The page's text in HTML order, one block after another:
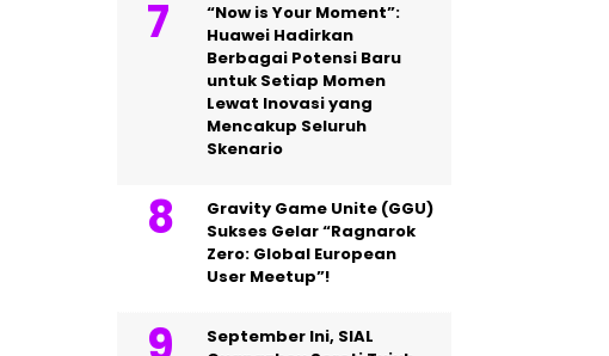
“Now is Your Moment”:
Huawei Hadirkan
Berbagai Potensi Baru
untuk Setiap Momen
Lewat Inovasi yang
Mencakup Seluruh
Skenario
Gravity Game Unite (GGU)
Sukses Gelar “Ragnarok
Zero: Global European
User Meetup”!
September Ini, SIAL